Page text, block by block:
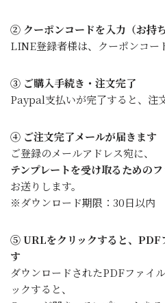
② クーポンコードを入力（お持ち
LINE登録者様は、クーポンコー
③ ご購入手続き・注文完了
Paypal支払いが完了すると、注
④ ご注文完了メールが届きます
ご登録のメールアドレス宛に、
テンプレートを受け取るための
お送りします。
※ダウンロード期限：30日以内
⑤ URLをクリックすると、PDF
す
ダウンロードされたPDFファイ
ックすると、